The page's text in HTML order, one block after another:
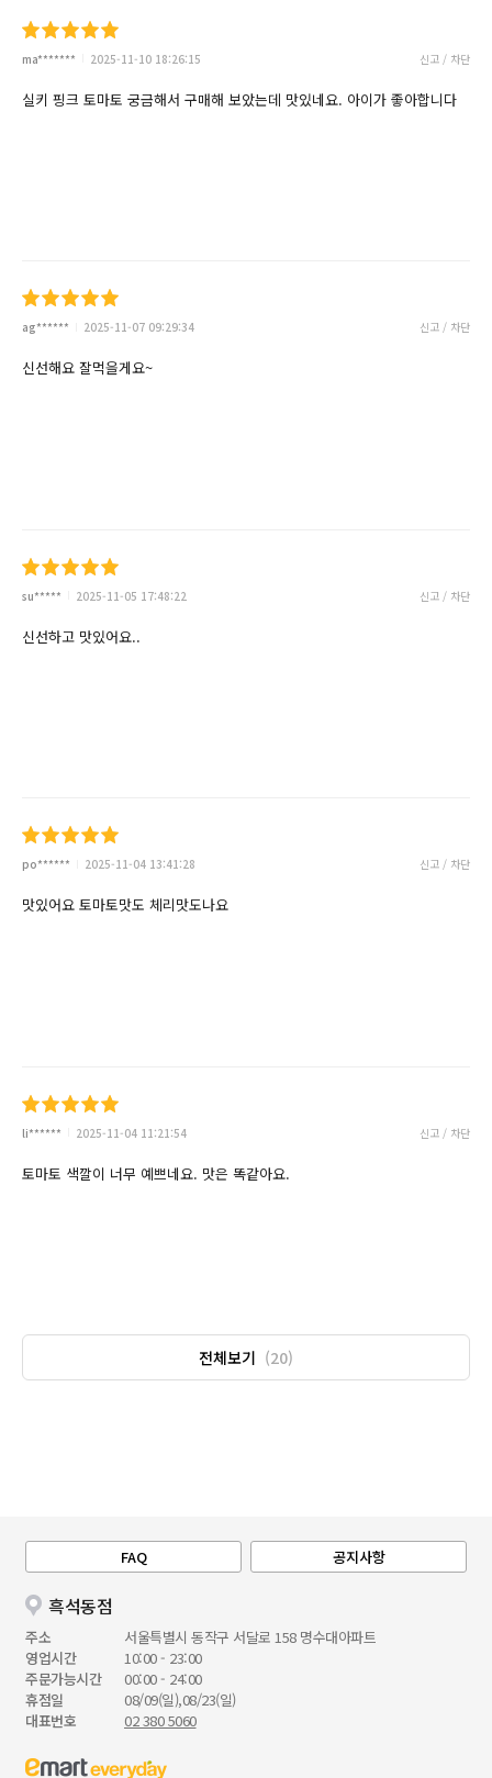
ma******* 2025-11-10 18:26:15 신고 / 차단
실키 핑크 토마토 궁금해서 구매해 보았는데 맛있네요. 아이가 좋아합니다
ag****** 2025-11-07 09:29:34 신고 / 차단
신선해요 잘먹을게요~
su***** 2025-11-05 17:48:22 신고 / 차단
신선하고 맛있어요..
po****** 2025-11-04 13:41:28 신고 / 차단
맛있어요 토마토맛도 체리맛도나요
li****** 2025-11-04 11:21:54 신고 / 차단
토마토 색깔이 너무 예쁘네요. 맛은 똑같아요.
전체보기 (20)
FAQ 공지사항
흑석동점
주소
서울특별시 동작구 서달로 158 명수대아파트
영업시간
10:00 - 23:00
주문가능시간
00:00 - 24:00
휴점일
08/09(일),08/23(일)
대표번호
02 380 5060